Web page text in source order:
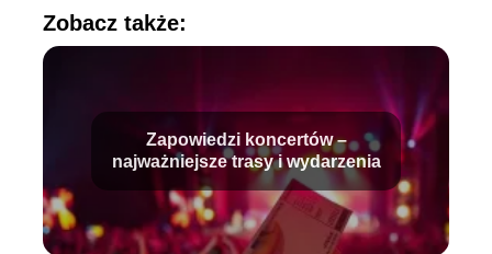
Zobacz także:
Zapowiedzi koncertów –
najważniejsze trasy i wydarzenia